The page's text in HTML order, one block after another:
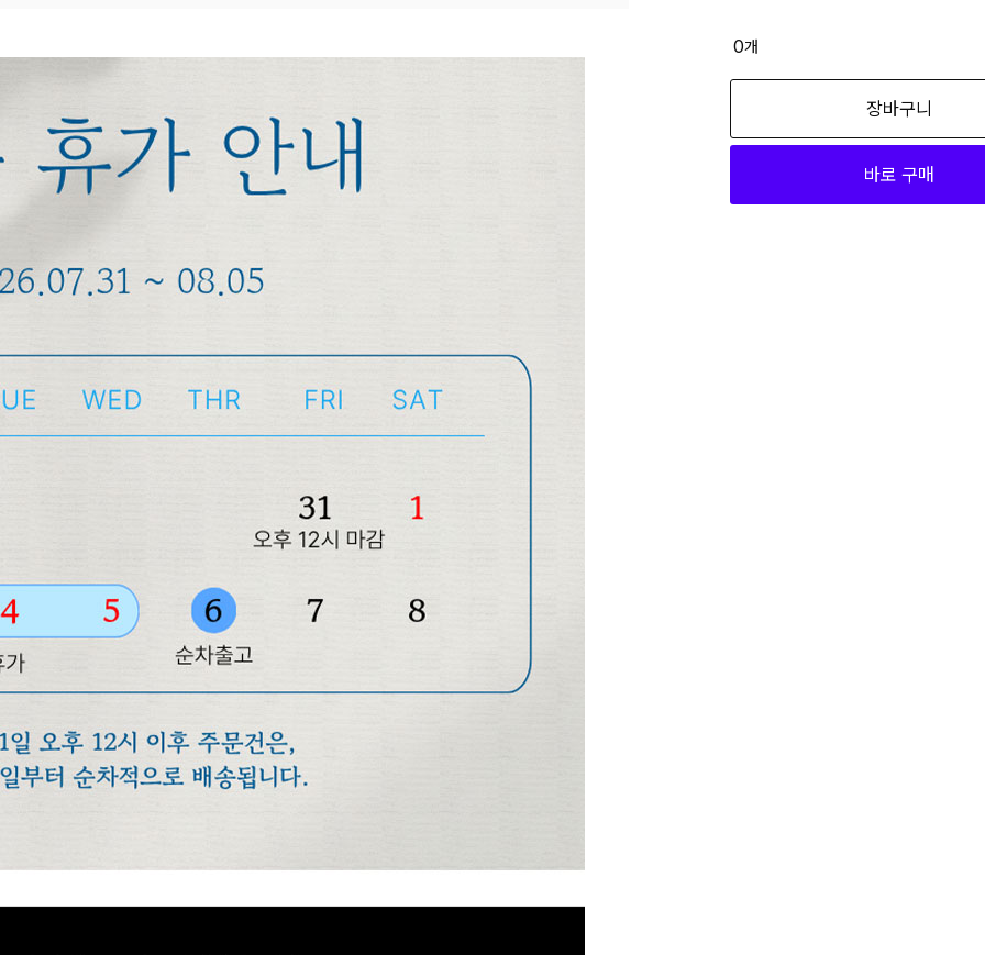
장바구니 쿠폰
가능 쿠폰
품이에요
어떠세요?
19,120
파라체이스 카본 5단 140g 우양산 민
19,120
파라체이스 카본 5단 140g 우양산 블
0개
장바구니
바로 구매